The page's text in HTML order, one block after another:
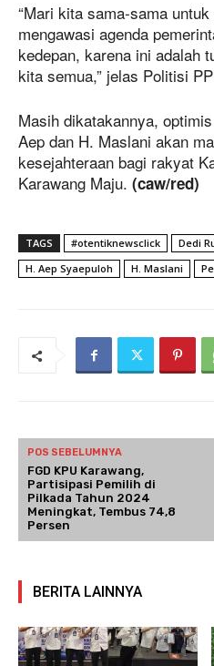
“Mari kita sama-sama
mengawasi agenda
kedepan, karena ini adalah
kita semua,” jelas Politisi
Masih dikatakannya,
Aep dan H. Maslani akan
kesejahteraan bagi rakyat
Karawang Maju. (caw/red)
TAGS #otentiknewsclick Dedi
H. Aep Syaepuloh
H. Maslani
POS SEBELUMNYA
FGD KPU Karawang,
Partisipasi Pemilih di
Pilkada Tahun 2024
Meningkat, Tembus 74,8
Persen
BERITA LAINNYA